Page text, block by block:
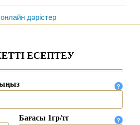
онлайн дәрістер